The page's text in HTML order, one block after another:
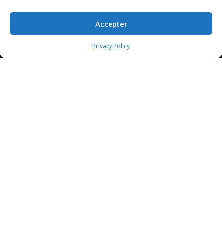
Accepter
Privacy Policy